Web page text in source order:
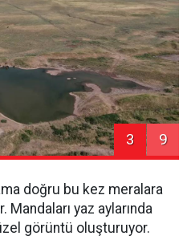
3 9
doğru bu kez meralara
Mandaları yaz aylarında
görüntü oluşturuyor.